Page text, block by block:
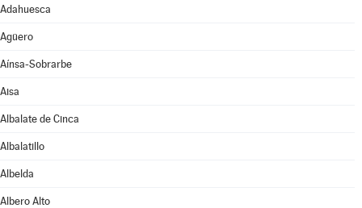
Adahuesca
Agüero
Aínsa-Sobrarbe
Aisa
Albalate de Cinca
Albalatillo
Albelda
Albero Alto